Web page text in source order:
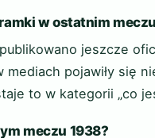
w ostatnim
jeszcze
mediach pojawiły się
to w kategorii „co
meczu 1938?